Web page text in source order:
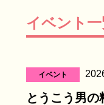
イベント
イベント
とうこう男の